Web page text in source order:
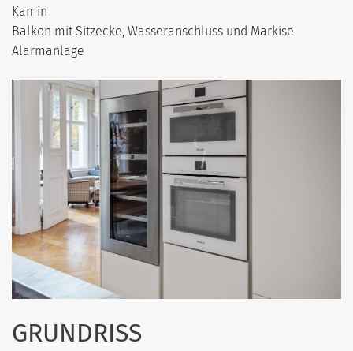
Kamin
Balkon mit Sitzecke, Wasseranschluss und Markise
Alarmanlage
GRUNDRISS